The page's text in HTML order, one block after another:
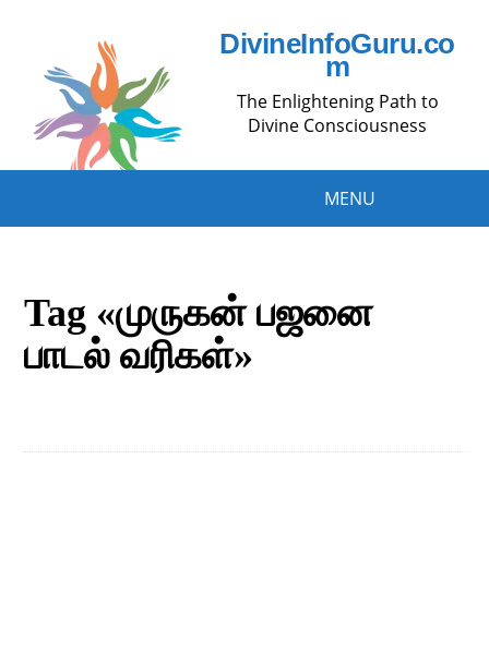
DivineInfoGuru.co
m
The Enlightening Path to
Divine Consciousness
MENU
Tag «முருகன் பஜனை
பாடல் வரிகள்»